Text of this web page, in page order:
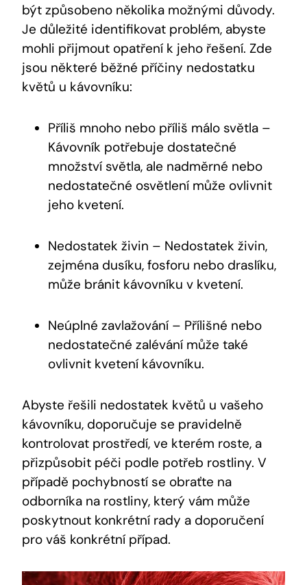
být způsobeno několika možnými důvody.
Je důležité identifikovat problém, abyste
mohli přijmout opatření k jeho řešení. Zde
jsou některé běžné příčiny nedostatku
květů u kávovníku:
Příliš mnoho nebo příliš málo světla –
Kávovník potřebuje dostatečné
množství světla, ale nadměrné nebo
nedostatečné osvětlení může ovlivnit
jeho kvetení.
Nedostatek živin – Nedostatek živin,
zejména dusíku, fosforu nebo draslíku,
může bránit kávovníku v kvetení.
Neúplné zavlažování – Přílišné nebo
nedostatečné zalévání může také
ovlivnit kvetení kávovníku.
Abyste řešili nedostatek květů u vašeho
kávovníku, doporučuje se pravidelně
kontrolovat prostředí, ve kterém roste, a
přizpůsobit péči podle potřeb rostliny. V
případě pochybností se obraťte na
odborníka na rostliny, který vám může
poskytnout konkrétní rady a doporučení
pro váš konkrétní případ.